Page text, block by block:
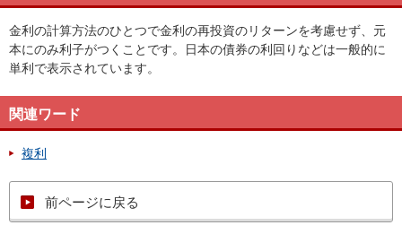
金利の計算方法のひとつで金利の再投資のリターンを考慮せず、元
本にのみ利子がつくことです。日本の債券の利回りなどは一般的に
単利で表示されています。
関連ワード
複利
前ページに戻る